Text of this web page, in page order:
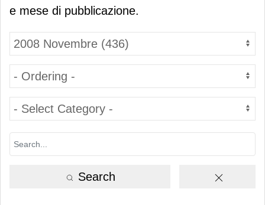
e mese di pubblicazione.
Search